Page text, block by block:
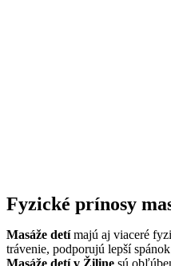
Fyzické prínosy
Masáže detímajú aj viaceré
trávenie, podporujú lepší
Masáže detí v Žiline sú